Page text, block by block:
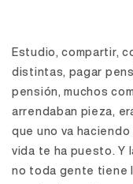
Estudio, compartir,
distintas, pagar
pensión, muchos
arrendaban pieza,
que uno va
vida te ha puesto. Y
no toda gente tiene